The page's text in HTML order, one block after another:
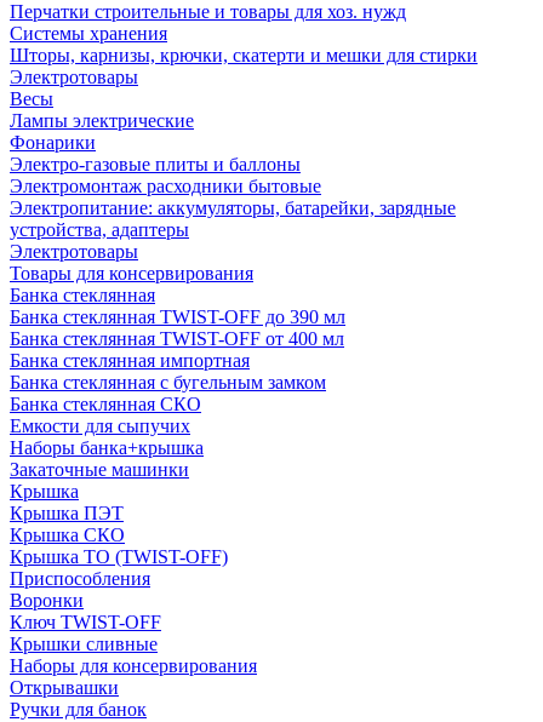
Перчатки строительные и товары для хоз. нужд
Системы хранения
Шторы, карнизы, крючки, скатерти и мешки для стирки
Электротовары
Весы
Лампы электрические
Фонарики
Электро-газовые плиты и баллоны
Электромонтаж расходники бытовые
Электропитание: аккумуляторы, батарейки, зарядные
устройства, адаптеры
Электротовары
Товары для консервирования
Банка стеклянная
Банка стеклянная TWIST-OFF до 390 мл
Банка стеклянная TWIST-OFF от 400 мл
Банка стеклянная импортная
Банка стеклянная с бугельным замком
Банка стеклянная СКО
Емкости для сыпучих
Наборы банка+крышка
Закаточные машинки
Крышка
Крышка ПЭТ
Крышка СКО
Крышка ТО (TWIST-OFF)
Приспособления
Воронки
Ключ TWIST-OFF
Крышки сливные
Наборы для консервирования
Открывашки
Ручки для банок